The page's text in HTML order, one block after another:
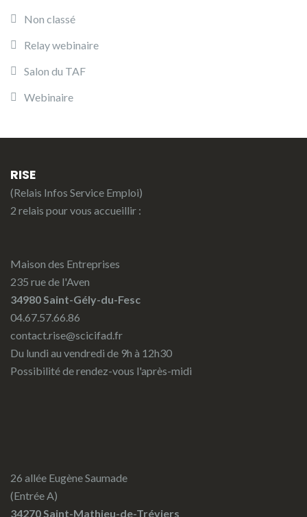
Non classé
Relay webinaire
Salon du TAF
Webinaire
RISE
(Relais Infos Service Emploi)
2 relais pour vous accueillir :
Maison des Entreprises
235 rue de l'Aven
34980 Saint-Gély-du-Fesc
04.67.57.66.86
contact.rise@scicifad.fr
Du lundi au vendredi de 9h à 12h30
Possibilité de rendez-vous l'après-midi
26 allée Eugène Saumade
(Entrée A)
34270 Saint-Mathieu-de-Tréviers